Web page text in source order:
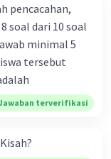
resmi menyerang
Perang Italia-
kekuatan militer
gas
yang lebih
Italia berhasil
pencacahan,
soal dari 10 soal
minimal 5
tersebut
terverifikasi